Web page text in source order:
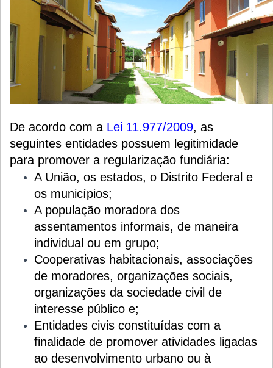
De acordo com a Lei 11.977/2009, as
seguintes entidades possuem legitimidade
para promover a regularização fundiária:
A União, os estados, o Distrito Federal e
os municípios;
A população moradora dos
assentamentos informais, de maneira
individual ou em grupo;
Cooperativas habitacionais, associações
de moradores, organizações sociais,
organizações da sociedade civil de
interesse público e;
Entidades civis constituídas com a
finalidade de promover atividades ligadas
ao desenvolvimento urbano ou à